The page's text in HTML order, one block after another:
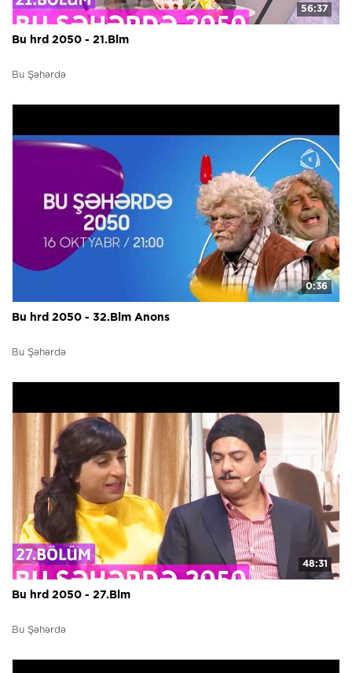
56:37
Bu hrd 2050 - 21.Blm
Bu Şəhərdə
0:36
Bu hrd 2050 - 32.Blm Anons
Bu Şəhərdə
48:31
Bu hrd 2050 - 27.Blm
Bu Şəhərdə